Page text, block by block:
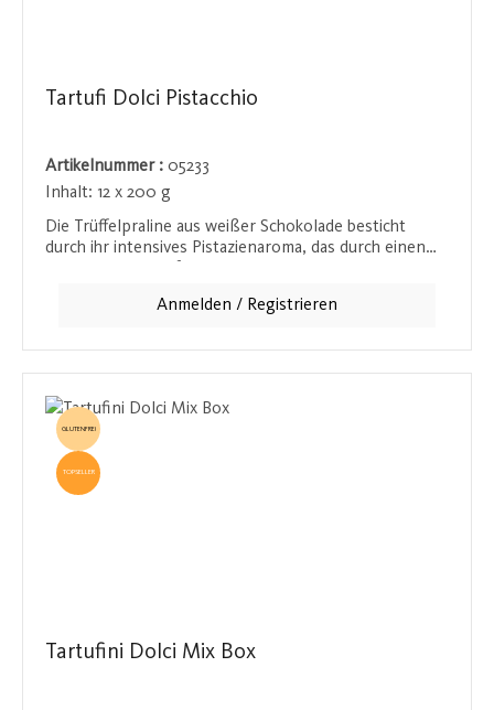
Tartufi Dolci Pistacchio
Artikelnummer : 05233
Inhalt: 12 x 200 g
Die Trüffelpraline aus weißer Schokolade besticht
durch ihr intensives Pistazienaroma, das durch einen
auch als Creme - ist sie ein wahres Geschmackserlebnis
Geschenkverpackung, eignet sie sich perfekt als edles
Präsent für besondere Anlässe.
Anmelden / Registrieren
GLUTENFREI
TOPSELLER
Tartufini Dolci Mix Box